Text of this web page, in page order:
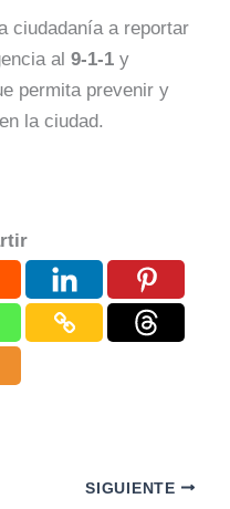
ciudadanía a reportar
al9-1-1 y
permita prevenir y
la ciudad.
SIGUIENTE